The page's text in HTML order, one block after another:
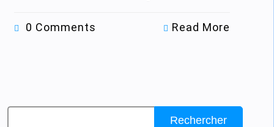
0 Comments Read More
Rechercher